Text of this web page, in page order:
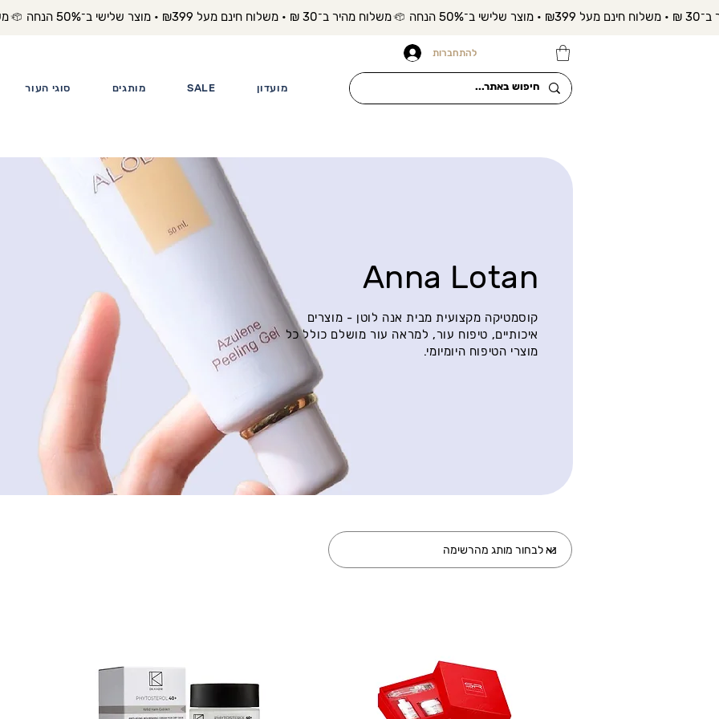
משלוח
סוגי העור מותגים SALE מועדון
להתחברות
Anna Lotan
קוסמטיקה מקצועית מבית אנה לוטן - מוצרים
איכותיים, טיפוח עור, למראה עור מושלם כולל כל
מוצרי הטיפוח היומיומי.